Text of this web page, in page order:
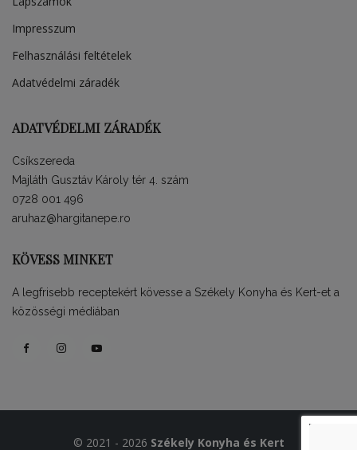
Impresszum
Felhasználási feltételek
Adatvédelmi záradék
ADATVÉDELMI ZÁRADÉK
Csíkszereda
Majláth Gusztáv Károly tér 4. szám
0728 001 496
aruhaz@hargitanepe.ro
KÖVESS MINKET
A legfrisebb receptekért kövesse a Székely Konyha és Kert-et a
közösségi médiában
© 2021 - 2026 Székely Konyha és Kert